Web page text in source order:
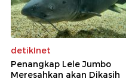
detikInet
Penangkap Lele Jumbo
Meresahkan akan Dikasih